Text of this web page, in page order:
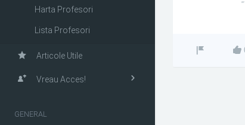
Harta Profesori
Lista Profesori
Articole Utile
Vreau Acces!
GENERAL
""